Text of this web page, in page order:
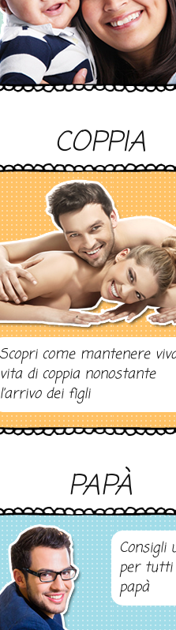
COPPIA
Scopri come mantenere
vita di coppia nonostante
l’arrivo dei figli
PAPÀ
Consigli
per tutti
papà